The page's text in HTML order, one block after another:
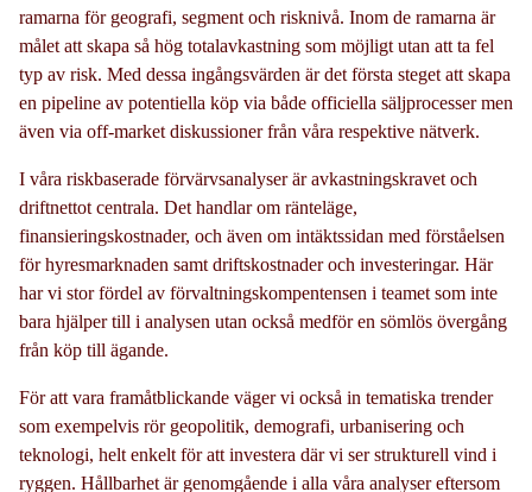
ramarna för geografi, segment och risknivå. Inom de ramarna är
målet att skapa så hög totalavkastning som möjligt utan att ta fel
typ av risk. Med dessa ingångsvärden är det första steget att skapa
en pipeline av potentiella köp via både officiella säljprocesser men
även via off-market diskussioner från våra respektive nätverk.
I våra riskbaserade förvärvsanalyser är avkastningskravet och
driftnettot centrala. Det handlar om ränteläge,
finansieringskostnader, och även om intäktssidan med förståelsen
för hyresmarknaden samt driftskostnader och investeringar. Här
har vi stor fördel av förvaltningskompentensen i teamet som inte
bara hjälper till i analysen utan också medför en sömlös övergång
från köp till ägande.
För att vara framåtblickande väger vi också in tematiska trender
som exempelvis rör geopolitik, demografi, urbanisering och
teknologi, helt enkelt för att investera där vi ser strukturell vind i
ryggen. Hållbarhet är genomgående i alla våra analyser eftersom